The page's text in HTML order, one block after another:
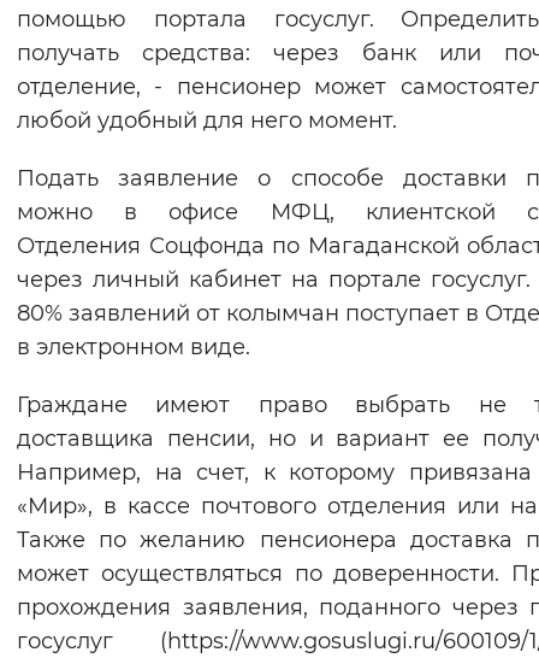
Монохромный Инверсивный
Синий фон
Включены Выключены
Звуковой ассистент
Воспроизвести Остановить
Вернуть стандартные настройки
помощью портала госуслуг.
получать средства: через банк или
отделение, - пенсионер может
любой удобный для него момент.
Подать заявление о способе доставки
можно в офисе МФЦ, клиентской
Отделения Соцфонда по Магаданской
через личный кабинет на портале
80% заявлений от колымчан поступает в
в электронном виде.
Граждане имеют право выбрать не
доставщика пенсии, но и вариант ее
Например, на счет, к которому привязана
«Мир», в кассе почтового отделения или
Также по желанию пенсионера доставка
может осуществляться по доверенности.
прохождения заявления, поданного через
госуслуг (https://www.gosuslugi.ru/600109/